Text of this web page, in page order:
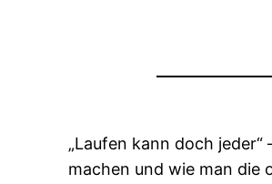
„Laufen kann doch
machen und wie man die